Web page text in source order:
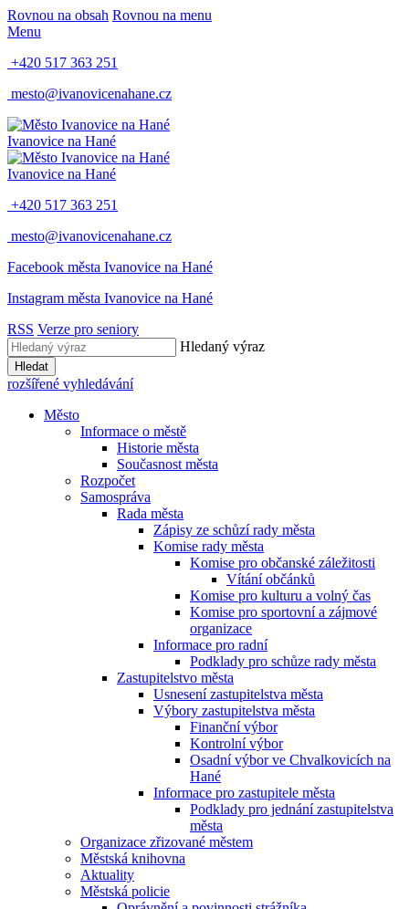
Rovnou na obsah Rovnou na menu
Menu
+420 517 363 251
mesto@ivanovicenahane.cz
Ivanovice na Hané
Ivanovice na Hané
+420 517 363 251
mesto@ivanovicenahane.cz
Facebook města Ivanovice na Hané
Instagram města Ivanovice na Hané
RSS Verze pro seniory
Hledaný výraz
Hledat
rozšířené vyhledávání
Město
Informace o městě
Historie města
Současnost města
Rozpočet
Samospráva
Rada města
Zápisy ze schůzí rady města
Komise rady města
Komise pro občanské záležitosti
Vítání občánků
Komise pro kulturu a volný čas
Komise pro sportovní a zájmové
organizace
Informace pro radní
Podklady pro schůze rady města
Zastupitelstvo města
Usnesení zastupitelstva města
Výbory zastupitelstva města
Finanční výbor
Kontrolní výbor
Osadní výbor ve Chvalkovicích na
Hané
Informace pro zastupitele města
Podklady pro jednání zastupitelstva
města
Organizace zřizované městem
Městská knihovna
Aktuality
Městská policie